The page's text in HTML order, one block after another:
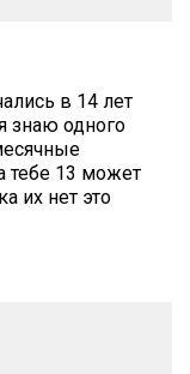
в 14 лет
знаю одного
тебе 13 может
их нет это